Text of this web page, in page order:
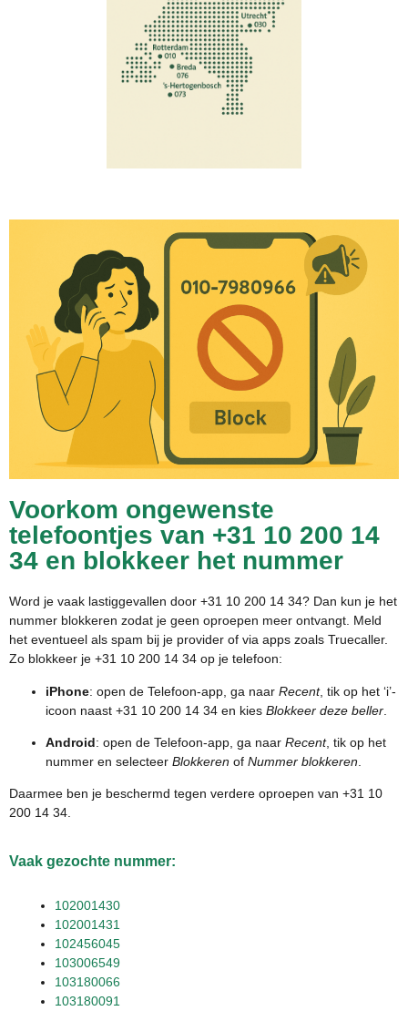
Voorkom ongewenste
telefoontjes van +31 10 200 14
34 en blokkeer het nummer
Word je vaak lastiggevallen door +31 10 200 14 34? Dan kun je het
nummer blokkeren zodat je geen oproepen meer ontvangt. Meld
het eventueel als spam bij je provider of via apps zoals Truecaller.
Zo blokkeer je +31 10 200 14 34 op je telefoon:
iPhone: open de Telefoon-app, ga naar Recent, tik op het ‘i’-
icoon naast +31 10 200 14 34 en kies Blokkeer deze beller
Android: open de Telefoon-app, ga naar Recent, tik op het
nummer en selecteer Blokkeren of Nummer blokkeren
Daarmee ben je beschermd tegen verdere oproepen van +31 10
200 14 34.
Vaak gezochte nummer:
102001430
102001431
102456045
103006549
103180066
103180091